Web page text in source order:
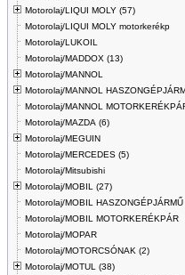
Motorolaj/LIQUI MOLY (57)
Motorolaj/LIQUI MOLY motorkerékp
Motorolaj/LUKOIL
Motorolaj/MADDOX (13)
Motorolaj/MANNOL
Motorolaj/MANNOL
Motorolaj/MANNOL
Motorolaj/MAZDA (6)
Motorolaj/MEGUIN
Motorolaj/MERCEDES (5)
Motorolaj/Mitsubishi
Motorolaj/MOBIL (27)
Motorolaj/MOBIL HASZONGÉPJÁRMŰ
Motorolaj/MOBIL MOTORKERÉKPÁR
Motorolaj/MOPAR
Motorolaj/MOTORCSÓNAK (2)
Motorolaj/MOTUL (38)